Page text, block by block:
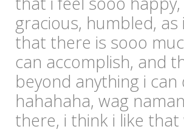
gracious, humbled,
that there is sooo
can accomplish, and
beyond anything i
hahahaha, wag
there, i think i like